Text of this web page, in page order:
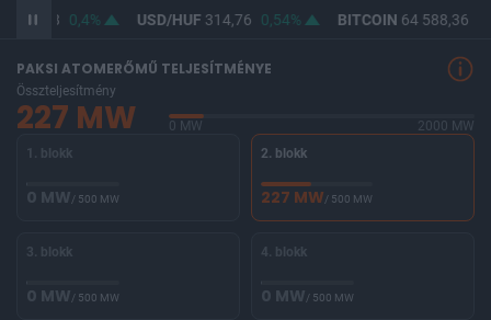
363,18 0,4% USD/HUF314,76 0,54% BITCOIN64 588,36
PAKSI ATOMERŐMŰ TELJESÍTMÉNYE
Összteljesítmény
227 MW 0 MW
2000 MW
1. blokk
0 MW/ 500 MW
2. blokk
227 MW/ 500 MW
3. blokk
0 MW/ 500 MW
4. blokk
0 MW/ 500 MW